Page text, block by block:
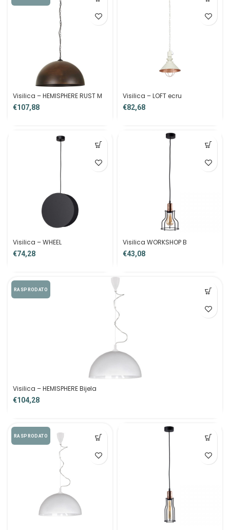
Visilica – HEMISPHERE RUST M
€
Visilica – LOFT ecru
€
Visilica – WHEEL
€
Visilica WORKSHOP B
€
RASPRODATO
Visilica – HEMISPHERE Bijela
€
RASPRODATO